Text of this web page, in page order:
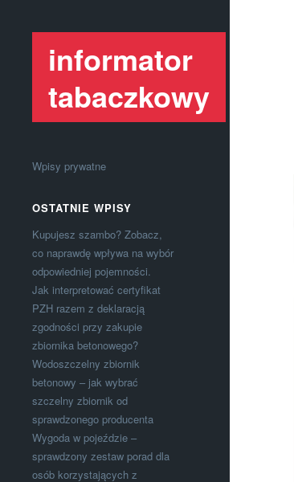
informator
tabaczkowy
Wpisy prywatne
OSTATNIE WPISY
Kupujesz szambo? Zobacz,
co naprawdę wpływa na wybór
odpowiedniej pojemności.
Jak interpretować certyfikat
PZH razem z deklaracją
zgodności przy zakupie
zbiornika betonowego?
Wodoszczelny zbiornik
betonowy – jak wybrać
szczelny zbiornik od
sprawdzonego producenta
Wygoda w pojeździe –
sprawdzony zestaw porad dla
osób korzystających z